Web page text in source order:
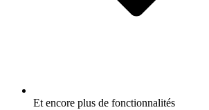
Et encore plus de fonctionnalités